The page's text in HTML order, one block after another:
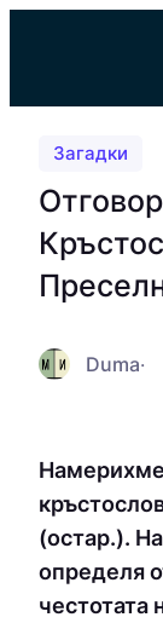
Загадки
Duma·
Намерихме
(остар.).
определя
честотата